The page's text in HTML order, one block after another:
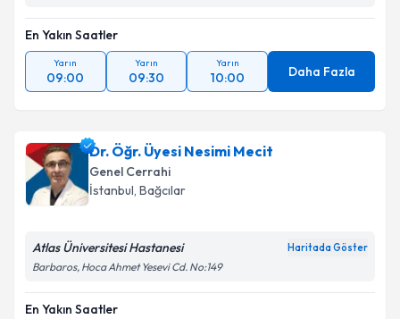
En Yakın Saatler
Yarın
09:00
Yarın
09:30
Yarın
10:00 Daha Fazla
Dr. Öğr. Üyesi Nesimi Mecit
Genel Cerrahi
İstanbul, Bağcılar
Atlas Üniversitesi Hastanesi Haritada Göster
Barbaros, Hoca Ahmet Yesevi Cd. No:149
En Yakın Saatler